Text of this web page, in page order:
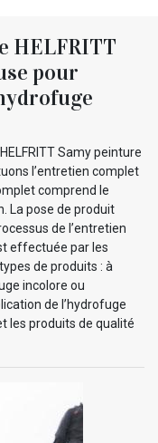
HELFRITT
pour
Samy peinture
l’entretien complet
comprend le
La pose de produit
de l’entretien
effectuée par les
de produits : à
incolore ou
de l’hydrofuge
les produits de qualité